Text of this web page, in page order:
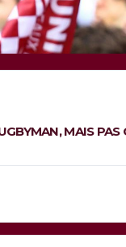
MAIS PAS